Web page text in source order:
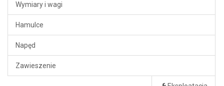
Wymiary i wagi
Hamulce
Napęd
Zawieszenie